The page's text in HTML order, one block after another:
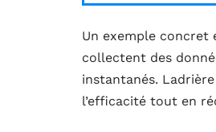
Un exemple concret
collectent des
instantanés.
l’efficacité tout en